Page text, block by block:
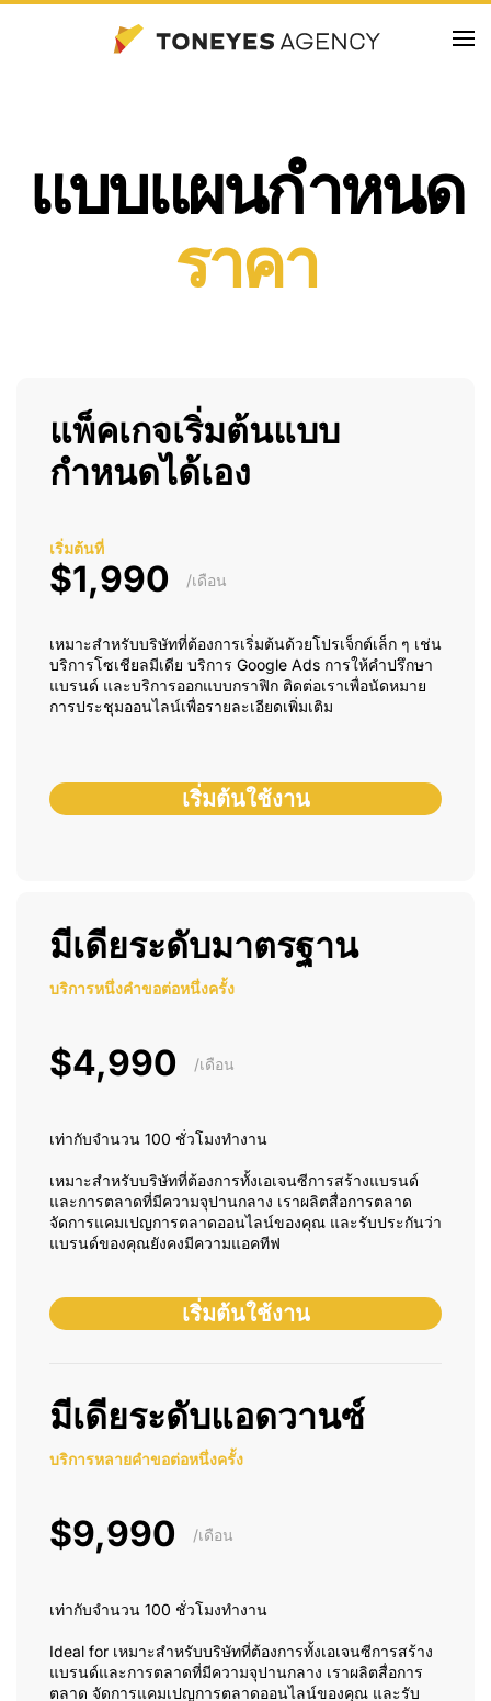
แบบแผนกำหนด
ราคา
แพ็คเกจเริ่มต้นแบบ
กำหนดได้เอง
เริ่มต้นที่
$1,990 /เดือน
เหมาะสำหรับบริษัทที่ต้องการเริ่มต้นด้วยโปรเจ็กต์เล็ก ๆ เช่น
บริการโซเชียลมีเดีย บริการ Google Ads การให้คำปรึกษา
แบรนด์ และบริการออกแบบกราฟิก ติดต่อเราเพื่อนัดหมาย
การประชุมออนไลน์เพื่อรายละเอียดเพิ่มเติม
เริ่มต้นใช้งาน
มีเดียระดับมาตรฐาน
บริการหนึ่งคำขอต่อหนึ่งครั้ง
$4,990 /เดือน
เท่ากับจำนวน 100 ชั่วโมงทำงาน
เหมาะสำหรับบริษัทที่ต้องการทั้งเอเจนซีการสร้างแบรนด์
และการตลาดที่มีความจุปานกลาง เราผลิตสื่อการตลาด
จัดการแคมเปญการตลาดออนไลน์ของคุณ และรับประกันว่า
แบรนด์ของคุณยังคงมีความแอคทีฟ
เริ่มต้นใช้งาน
มีเดียระดับแอดวานซ์
บริการหลายคำขอต่อหนึ่งครั้ง
$9,990 /เดือน
เท่ากับจำนวน 100 ชั่วโมงทำงาน
Ideal for เหมาะสำหรับบริษัทที่ต้องการทั้งเอเจนซีการสร้าง
แบรนด์และการตลาดที่มีความจุปานกลาง เราผลิตสื่อการ
ตลาด จัดการแคมเปญการตลาดออนไลน์ของคุณ และรับ